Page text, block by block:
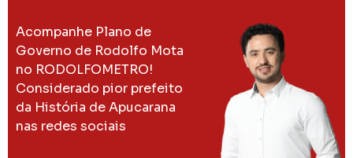
Acompanhe Plano de
Governo de Rodolfo Mota
no RODOLFOMETRO!
Considerado pior prefeito
da História de Apucarana
nas redes sociais